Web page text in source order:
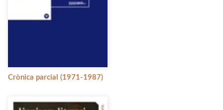
Crònica parcial (1971-1987)